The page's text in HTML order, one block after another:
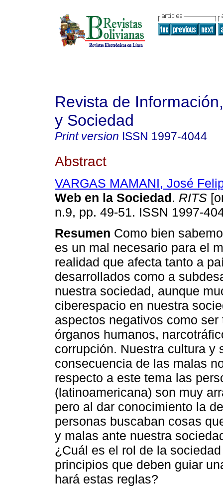
Revista de
y Sociedad
Print version ISSN 1997-4044
Abstract
VARGAS MAMANI, José
Web en la Sociedad. RITS
n.9, pp. 49-51. ISSN 1997-
Resumen Como bien
es un mal necesario para el
realidad que afecta tanto a
desarrollados como a
nuestra sociedad, aunque
ciberespacio en nuestra
aspectos negativos como
órganos humanos,
corrupción. Nuestra cultura y
consecuencia de las malas
respecto a este tema las
(latinoamericana) son muy
pero al dar conocimiento la
personas buscaban cosas
y malas ante nuestra
¿Cuál es el rol de la
principios que deben guiar
hará estas reglas?